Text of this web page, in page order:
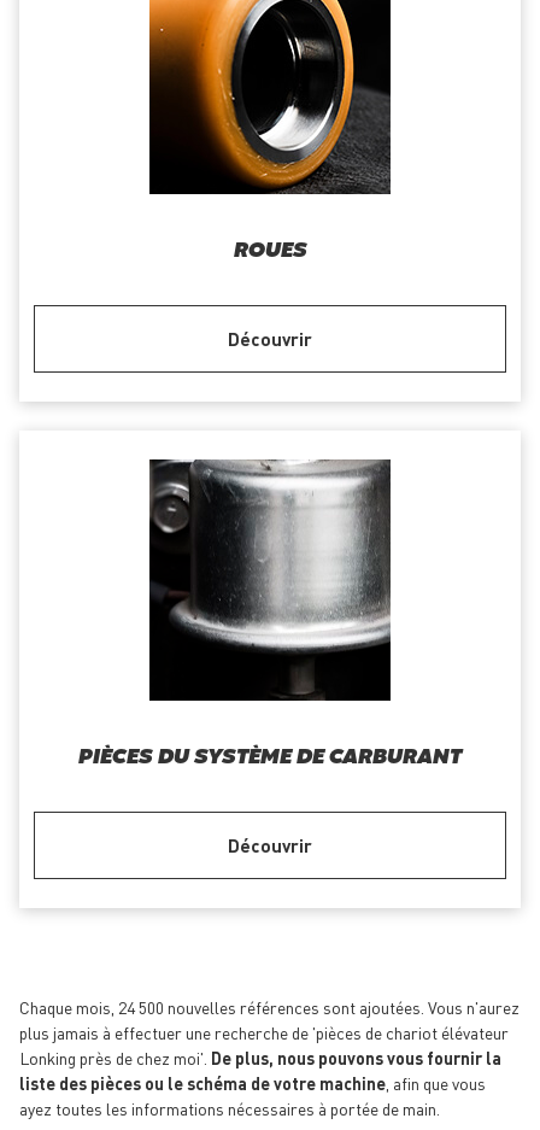
ROUES
Découvrir
PIÈCES DU SYSTÈME DE CARBURANT
Découvrir
Chaque mois, 24 500 nouvelles références sont ajoutées. Vous n'aurez
plus jamais à effectuer une recherche de 'pièces de chariot élévateur
Lonking près de chez moi'. De plus, nous pouvons vous fournir la
liste des pièces ou le schéma de votre machine , afin que vous
ayez toutes les informations nécessaires à portée de main.